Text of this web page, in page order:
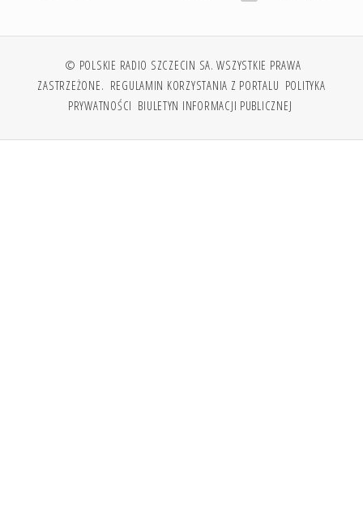
© POLSKIE RADIO SZCZECIN SA. WSZYSTKIE PRAWA
ZASTRZEŻONE. REGULAMIN KORZYSTANIA Z PORTALU POLITYKA
PRYWATNOŚCI BIULETYN INFORMACJI PUBLICZNEJ